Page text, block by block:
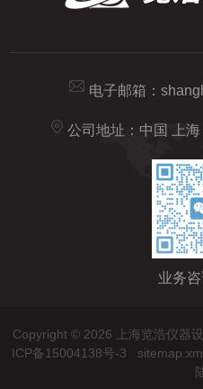
电子邮箱：
公司地址：中国 上
业务
Copyright © 2026 上海览浩仪器
ICP备15004138号-3